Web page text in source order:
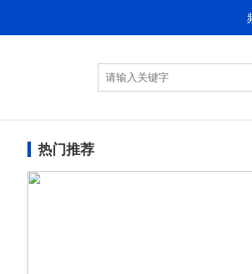
热门推荐